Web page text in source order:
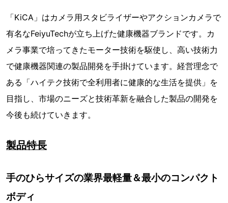
「KiCA」はカメラ用スタビライザーやアクションカメラで
有名なFeiyuTechが立ち上げた健康機器ブランドです。カ
メラ事業で培ってきたモーター技術を駆使し、高い技術力
で健康機器関連の製品開発を手掛けています。経営理念で
ある「ハイテク技術で全利用者に健康的な生活を提供」を
目指し、市場のニーズと技術革新を融合した製品の開発を
今後も続けていきます。
製品特長
手のひらサイズの業界最軽量＆最小のコンパクト
ボディ